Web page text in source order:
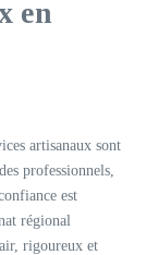
en
artisanaux sont
professionnels,
est
régional
rigoureux et